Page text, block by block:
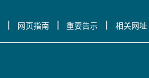
| 网页指南 | 重要告示 | 相关网址